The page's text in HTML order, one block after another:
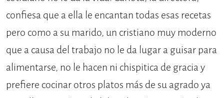
confiesa que a ella le encantan todas esas recetas
pero como a su marido, un cristiano muy moderno
que a causa del trabajo no le da lugar a guisar para
alimentarse, no le hacen ni chispitica de gracia y
prefiere cocinar otros platos más de su agrado ya